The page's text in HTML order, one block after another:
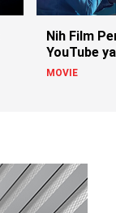
Nih Film
YouTube
MOVIE